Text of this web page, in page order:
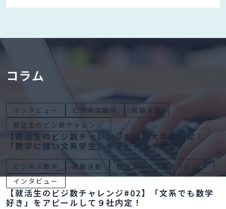
コラム
インタビュー ビジネス数学
就職活動
就活生のビジ数チャレンジ
【就活生のビジ数チャレンジ#03】大手に内定！
「数字に強い文系学生」をアピール！
ビジネス数学 就職活動
就活生のビジ数チャレンジ
インタビュー
【就活生のビジ数チャレンジ#02】「文系でも数学
好き」をアピールして９社内定！